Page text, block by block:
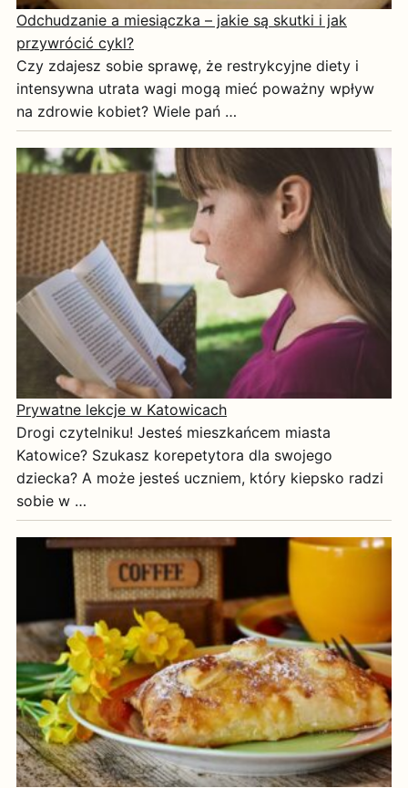
Odchudzanie a miesiączka – jakie są skutki i jak
przywrócić cykl?
Czy zdajesz sobie sprawę, że restrykcyjne diety i
intensywna utrata wagi mogą mieć poważny wpływ
na zdrowie kobiet? Wiele pań …
Prywatne lekcje w Katowicach
Drogi czytelniku! Jesteś mieszkańcem miasta
Katowice? Szukasz korepetytora dla swojego
dziecka? A może jesteś uczniem, który kiepsko radzi
sobie w …